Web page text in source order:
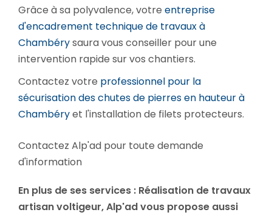
Grâce à sa polyvalence, votre entreprise
d'encadrement technique de travaux à
Chambérysaura vous conseiller pour une
intervention rapide sur vos chantiers.
Contactez votre professionnel pour la
sécurisation des chutes de pierres en hauteur à
Chambéryet l'installation de filets protecteurs.
Contactez Alp'ad pour toute demande
d'information
En plus de ses services : Réalisation de travaux
artisan voltigeur, Alp'ad vous propose aussi